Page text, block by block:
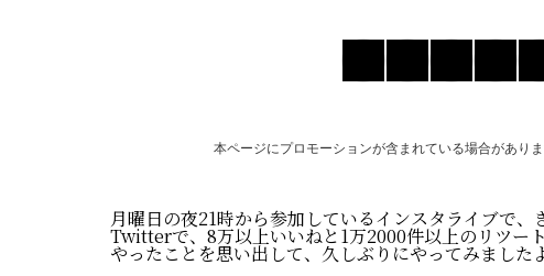
本ページにプロモーションが含まれている場合があり
月曜日の夜21時から参加しているインスタライブで
Twitterで、8万以上いいねと1万2000件以上のリツー
やったことを思い出して、久しぶりにやってみました